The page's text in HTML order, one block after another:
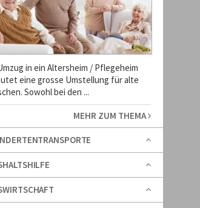
in ein Altersheim / Pflegeheim
eine grosse Umstellung für alte
Sowohl bei den ...
MEHR ZUM THEMA